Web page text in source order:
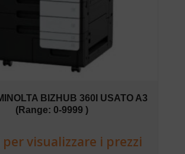
BIZHUB 360I USATO A3
(Range: 0-9999 )
per visualizzare i prezzi